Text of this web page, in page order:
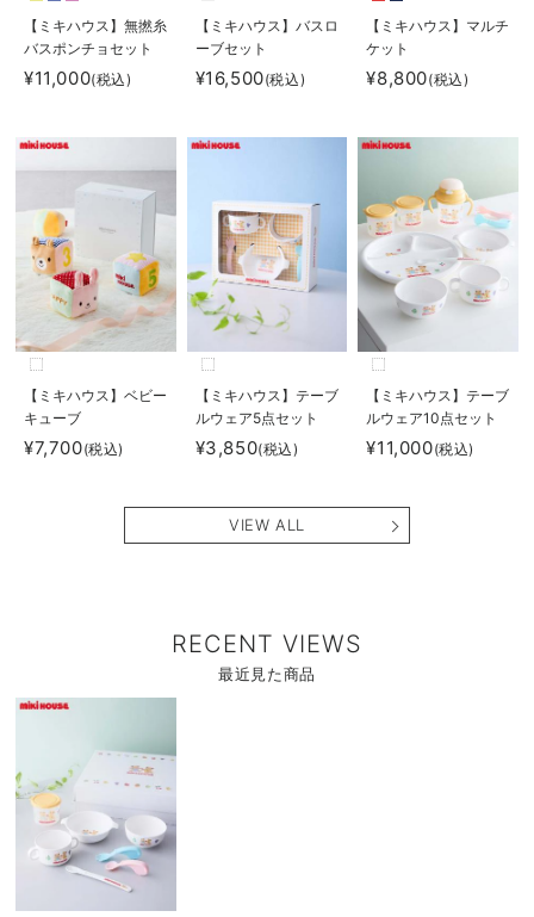
【ミキハウス】無撚糸
バスポンチョセット
¥11,000(税込)
【ミキハウス】バスロ
ーブセット
¥16,500(税込)
【ミキハウス】マルチ
ケット
¥8,800(税込)
【ミキハウス】ベビー
キューブ
¥7,700(税込)
【ミキハウス】テーブ
ルウェア5点セット
¥3,850(税込)
【ミキハウス】テーブ
ルウェア10点セット
¥11,000(税込)
VIEW ALL
RECENT VIEWS
最近見た商品
商
見
る